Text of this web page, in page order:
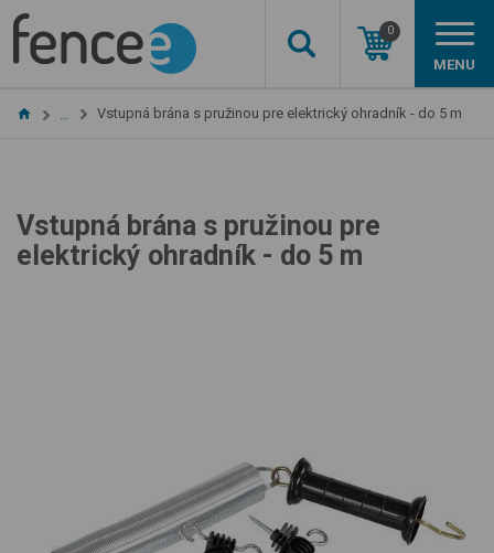
0
MENU
Vstupná brána s pružinou pre elektrický ohradník - do 5 m
Vstupná brána s pružinou pre
elektrický ohradník - do 5 m